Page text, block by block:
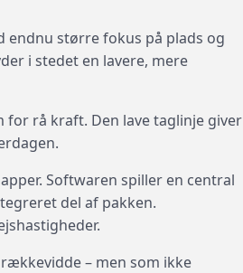
endnu større fokus på plads og
i stedet en lavere, mere
rå kraft. Den lave taglinje giver
Softwaren spiller en central
del af pakken.
– men som ikke